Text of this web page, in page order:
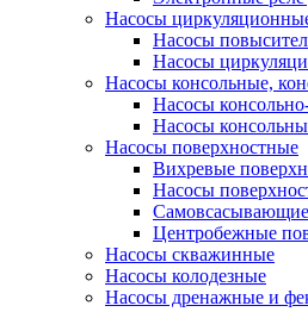
Насосы
Насосы
Насосы
Насосы консольные,
Насосы
Насосы
Насосы поверхностные
Вихревые
Насосы
Центробежные
Насосы скважинные
Насосы колодезные
Насосы дренажные и